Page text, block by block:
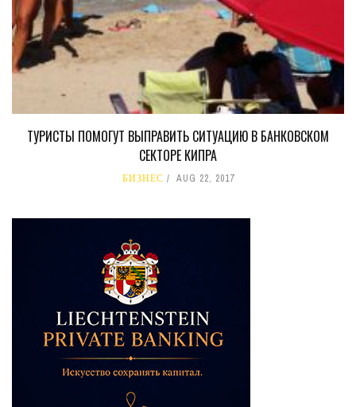
ТУРИСТЫ ПОМОГУТ ВЫПРАВИТЬ СИТУАЦИЮ В БАНКОВСКОМ
СЕКТОРЕ КИПРА
БИЗНЕС AUG 22, 2017